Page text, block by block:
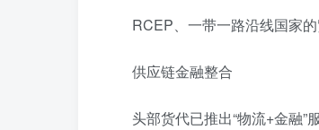
RCEP、一带一路沿线国家
‌供应链金融整合‌
头部货代已推出“物流+金融”